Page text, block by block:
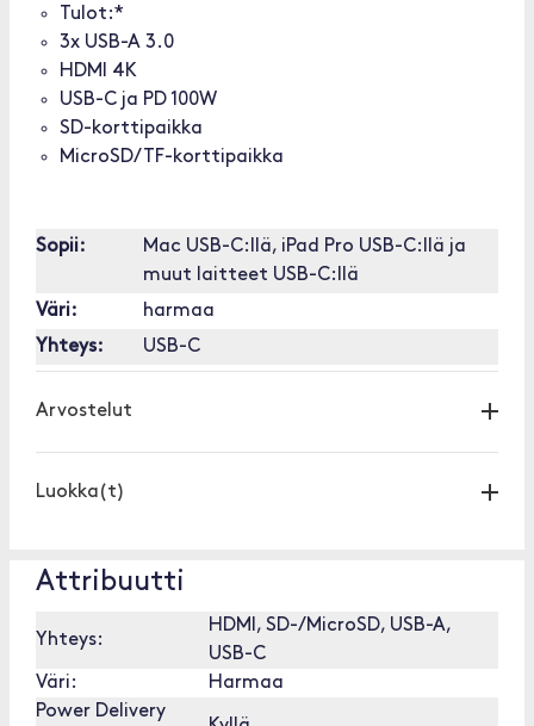
Tulot:*
3x USB-A 3.0
HDMI 4K
USB-C ja PD 100W
SD-korttipaikka
MicroSD/TF-korttipaikka
Sopii:
Mac USB-C:llä, iPad Pro USB-C:llä ja
muut laitteet USB-C:llä
Väri:
harmaa
Yhteys:
USB-C
Arvostelut
Luokka(t)
Attribuutti
Yhteys:
HDMI, SD-/MicroSD, USB-A,
USB-C
Väri:
Harmaa
Power Delivery